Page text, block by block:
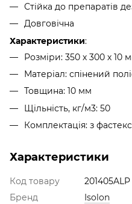
Стійка до препаратів
Довговічна
Характеристики:
Розмiри: 350 х 300 х 10
Матеріал: спінений
Товщина: 10 мм
Щільність, кг/м3: 50
Комплектація: з
Характеристики
Код товару
201405ALP
Бренд
Isolon